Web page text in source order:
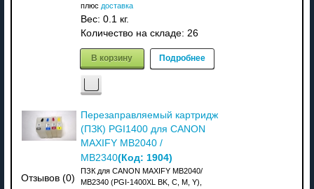
плюс доставка
Вес: 0.1 кг.
Количество на складе: 26
В корзину Подробнее
Отзывов (0)
Перезаправляемый картридж
(ПЗК) PGI1400 для CANON
MAXIFY MB2040 /
MB2340(Код: 1904)
ПЗК для CANON MAXIFY MB2040/
MB2340 (PGI-1400XL BK, C, M, Y),